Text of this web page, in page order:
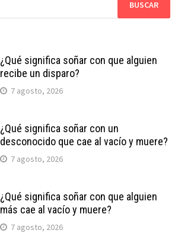
¿Qué significa soñar con que alguien
recibe un disparo?
7 agosto, 2026
¿Qué significa soñar con un
desconocido que cae al vacío y muere?
7 agosto, 2026
¿Qué significa soñar con que alguien
más cae al vacío y muere?
7 agosto, 2026